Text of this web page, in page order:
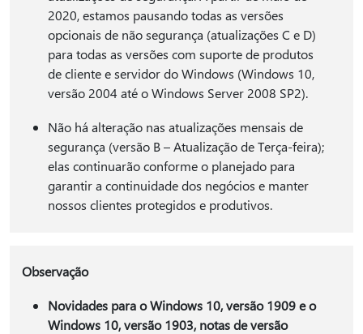
2020, estamos pausando todas as versões
opcionais de não segurança (atualizações C e D)
para todas as versões com suporte de produtos
de cliente e servidor do Windows (Windows 10,
versão 2004 até o Windows Server 2008 SP2).
Não há alteração nas atualizações mensais de
segurança (versão B – Atualização de Terça-feira);
elas continuarão conforme o planejado para
garantir a continuidade dos negócios e manter
nossos clientes protegidos e produtivos.
Observação
Novidades para o Windows 10, versão 1909 e o
Windows 10, versão 1903, notas de versão